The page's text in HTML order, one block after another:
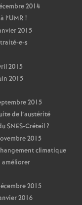
2014
l’UMR !
2015
e-s
2015
2015
2015
de l’austérité
SNES-Créteil?
2015
climatique
améliorer
2015
2016